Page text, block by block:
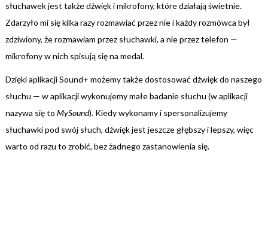
słuchawek jest także dźwięk i mikrofony, które działają świetnie.
Zdarzyło mi się kilka razy rozmawiać przez nie i każdy rozmówca był
zdziwiony, że rozmawiam przez słuchawki, a nie przez telefon —
mikrofony w nich spisują się na medal.
Dzięki aplikacji Sound+ możemy także dostosować dźwięk do naszego
słuchu — w aplikacji wykonujemy małe badanie słuchu (w aplikacji
nazywa się to MySound). Kiedy wykonamy i spersonalizujemy
słuchawki pod swój słuch, dźwięk jest jeszcze głębszy i lepszy, więc
warto od razu to zrobić, bez żadnego zastanowienia się.